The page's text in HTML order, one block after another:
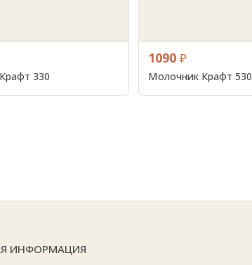
330
1090 ₽
Молочник Крафт 530
ИНФОРМАЦИЯ